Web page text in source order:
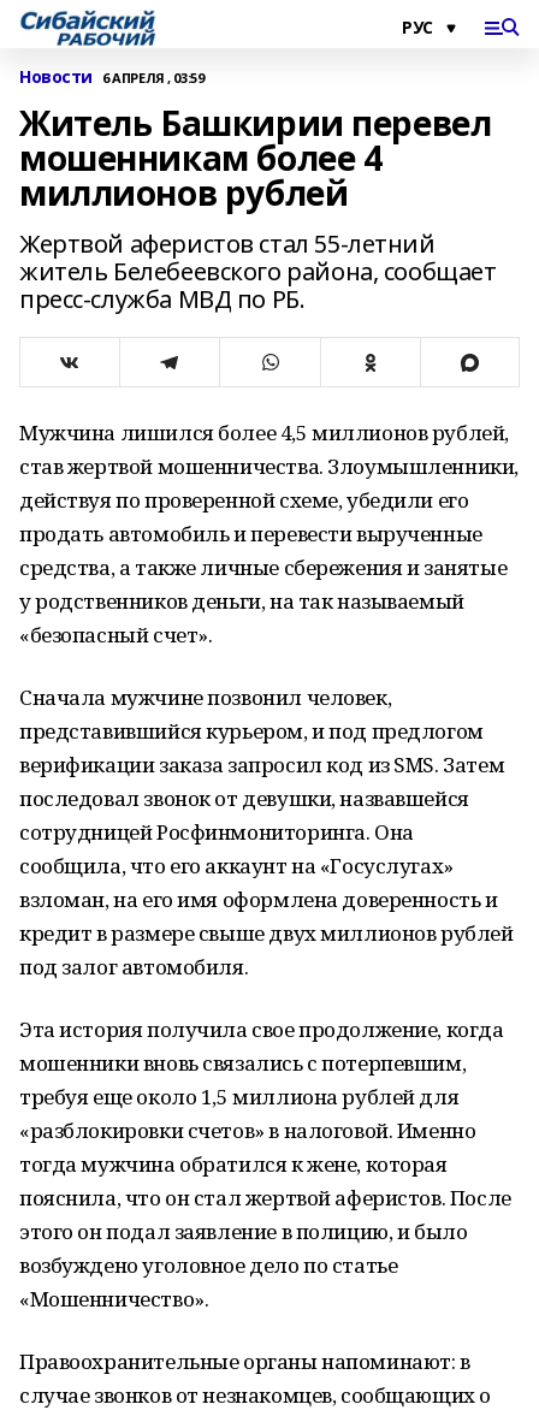
Новости 6 АПРЕЛЯ , 03:59
Житель Башкирии перевел
мошенникам более 4
миллионов рублей
Жертвой аферистов стал 55-летний
житель Белебеевского района, сообщает
пресс-служба МВД по РБ.
Мужчина лишился более 4,5 миллионов рублей,
став жертвой мошенничества. Злоумышленники,
действуя по проверенной схеме, убедили его
продать автомобиль и перевести вырученные
средства, а также личные сбережения и занятые
у родственников деньги, на так называемый
«безопасный счет».
Сначала мужчине позвонил человек,
представившийся курьером, и под предлогом
верификации заказа запросил код из SMS. Затем
последовал звонок от девушки, назвавшейся
сотрудницей Росфинмониторинга. Она
сообщила, что его аккаунт на «Госуслугах»
взломан, на его имя оформлена доверенность и
кредит в размере свыше двух миллионов рублей
под залог автомобиля.
Эта история получила свое продолжение, когда
мошенники вновь связались с потерпевшим,
требуя еще около 1,5 миллиона рублей для
«разблокировки счетов» в налоговой. Именно
тогда мужчина обратился к жене, которая
пояснила, что он стал жертвой аферистов. После
этого он подал заявление в полицию, и было
возбуждено уголовное дело по статье
«Мошенничество».
Правоохранительные органы напоминают: в
случае звонков от незнакомцев, сообщающих о